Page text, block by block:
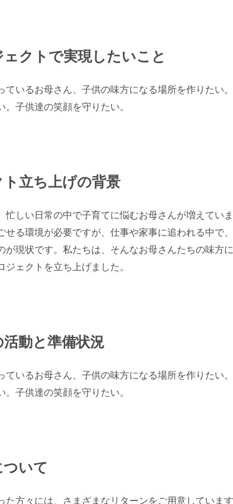
クトで実現したいこと
ているお母さん、子供の味方になる場所を作りたい
。子供達の笑顔を守りたい。
立ち上げの背景
忙しい日常の中で子育てに悩むお母さんが増えてい
せる環境が必要ですが、仕事や家事に追われる中で
が現状です。私たちは、そんなお母さんたちの味方
ジェクトを立ち上げました。
動と準備状況
ているお母さん、子供の味方になる場所を作りたい
。子供達の笑顔を守りたい。
いて
た方々には、さまざまなリターンをご用意していま